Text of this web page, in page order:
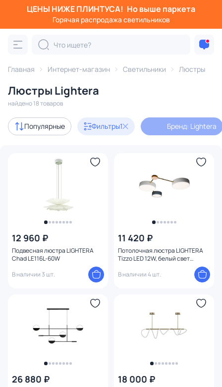
ЦЕНЫ НИЖЕ ПЛИНТУСА! Но выше паркета
Горячая распродажа светильников
Главная Интернет-магазин Светильники Люстры
Люстры Lightera
найдено 18 товаров
Популярные Фильтры1 Бренд: Lightera
12 960 ₽
Подвесная люстра LIGHTERA
Chad LE116L-60W
В наличии 3 шт.
11 420 ₽
Потолочная люстра LIGHTERA
Tizzo LED 12W, белый свет
В наличии 4 шт.
26 880 ₽ 18 000 ₽
Фильтры
Категория:
подвесные потолочные
с 3D-моделями
11
От До
Бренд 1
Материал плафона